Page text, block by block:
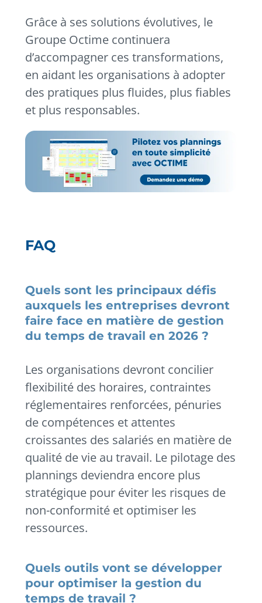
Grâce à ses solutions évolutives, le
Groupe Octime continuera
d’accompagner ces transformations,
en aidant les organisations à adopter
des pratiques plus fluides, plus fiables
et plus responsables.
FAQ
Quels sont les principaux défis
auxquels les entreprises devront
faire face en matière de gestion
du temps de travail en 2026 ?
Les organisations devront concilier
flexibilité des horaires, contraintes
réglementaires renforcées, pénuries
de compétences et attentes
croissantes des salariés en matière de
qualité de vie au travail. Le pilotage des
plannings deviendra encore plus
stratégique pour éviter les risques de
non-conformité et optimiser les
ressources.
Quels outils vont se développer
pour optimiser la gestion du
temps de travail ?